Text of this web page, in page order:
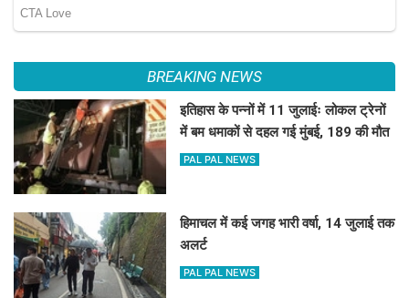
BREAKING NEWS
इतिहास के पन्नों में 11 जुलाईः लोकल ट्रेनों
में बम धमाकों से दहल गई मुंबई, 189 की मौत
PAL PAL NEWS
हिमाचल में कई जगह भारी वर्षा, 14 जुलाई तक
अलर्ट
PAL PAL NEWS